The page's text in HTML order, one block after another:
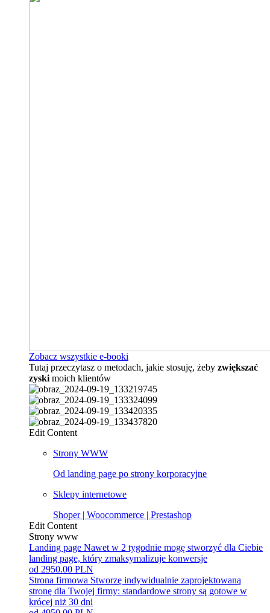
Zobacz wszystkie e-booki
Tutaj przeczytasz o metodach, jakie stosuję, żeby zwiększać
zyski moich klientów
Edit Content
Strony WWW
Od landing page po strony korporacyjne
Sklepy internetowe
Shoper | Woocommerce | Prestashop
Edit Content
Strony www
Landing page Nawet w 2 tygodnie mogę stworzyć dla Ciebie
landing page, który zmaksymalizuje konwersje
od 2950.00 PLN
Strona firmowa Stworzę indywidualnie zaprojektowaną
stronę dla Twojej firmy: standardowe strony są gotowe w
krócej niż 30 dni